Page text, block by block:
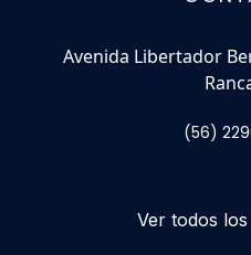
Avenida Libertador
(56)
Ver todos